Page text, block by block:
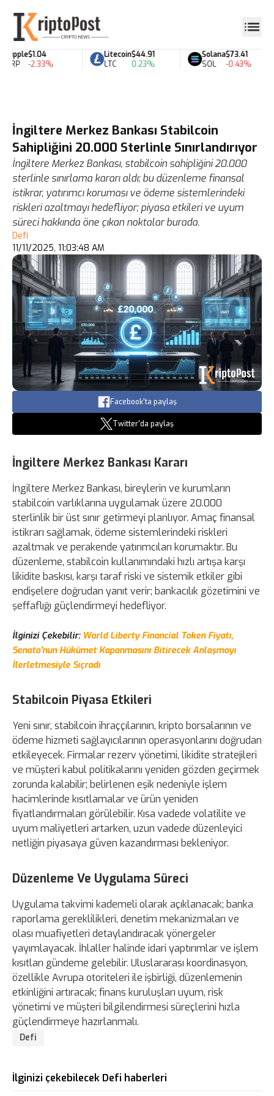
Ripple
XRP
$1.04
-2.33%
Litecoin
LTC
$44.91
0.23%
Solana
SOL
$73.41
-0.43%
İngiltere Merkez Bankası Stabilcoin
Sahipliğini 20.000 Sterlinle Sınırlandırıyor
İngiltere Merkez Bankası, stabilcoin sahipliğini 20.000
sterlinle sınırlama kararı aldı; bu düzenleme finansal
istikrar, yatırımcı koruması ve ödeme sistemlerindeki
riskleri azaltmayı hedefliyor; piyasa etkileri ve uyum
süreci hakkında öne çıkan noktalar burada.
Defi
11/11/2025, 11:03:48 AM
Facebook'ta paylaş
Twitter'da paylaş
İngiltere Merkez Bankası Kararı
İngiltere Merkez Bankası, bireylerin ve kurumların
stabilcoin varlıklarına uygulamak üzere 20.000
sterlinlik bir üst sınır getirmeyi planlıyor. Amaç finansal
istikrarı sağlamak, ödeme sistemlerindeki riskleri
azaltmak ve perakende yatırımcıları korumaktır. Bu
düzenleme, stabilcoin kullanımındaki hızlı artışa karşı
likidite baskısı, karşı taraf riski ve sistemik etkiler gibi
endişelere doğrudan yanıt verir; bankacılık gözetimini ve
şeffaflığı güçlendirmeyi hedefliyor.
İlginizi Çekebilir: World Liberty Financial Token Fiyatı,
Senato'nun Hükümet Kapanmasını Bitirecek Anlaşmayı
İlerletmesiyle Sıçradı
Stabilcoin Piyasa Etkileri
Yeni sınır, stabilcoin ihraççılarının, kripto borsalarının ve
ödeme hizmeti sağlayıcılarının operasyonlarını doğrudan
etkileyecek. Firmalar rezerv yönetimi, likidite stratejileri
ve müşteri kabul politikalarını yeniden gözden geçirmek
zorunda kalabilir; belirlenen eşik nedeniyle işlem
hacimlerinde kısıtlamalar ve ürün yeniden
fiyatlandırmaları görülebilir. Kısa vadede volatilite ve
uyum maliyetleri artarken, uzun vadede düzenleyici
netliğin piyasaya güven kazandırması bekleniyor.
Düzenleme Ve Uygulama Süreci
Uygulama takvimi kademeli olarak açıklanacak; banka
raporlama gereklilikleri, denetim mekanizmaları ve
olası muafiyetleri detaylandıracak yönergeler
yayımlayacak. İhlaller halinde idari yaptırımlar ve işlem
kısıtları gündeme gelebilir. Uluslararası koordinasyon,
özellikle Avrupa otoriteleri ile işbirliği, düzenlemenin
etkinliğini artıracak; finans kuruluşları uyum, risk
yönetimi ve müşteri bilgilendirmesi süreçlerini hızla
güçlendirmeye hazırlanmalı.
Defi
İlginizi çekebilecek Defi haberleri